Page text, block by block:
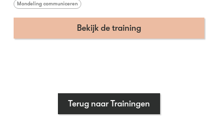
Mondeling communiceren
Bekijk de training
Terug naar Trainingen